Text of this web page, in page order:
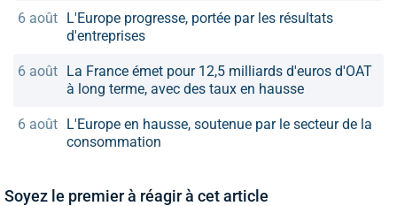
6 août L'Europe progresse, portée par les résultats
d'entreprises
6 août La France émet pour 12,5 milliards d'euros d'OAT
à long terme, avec des taux en hausse
6 août L'Europe en hausse, soutenue par le secteur de la
consommation
Soyez le premier à réagir à cet article